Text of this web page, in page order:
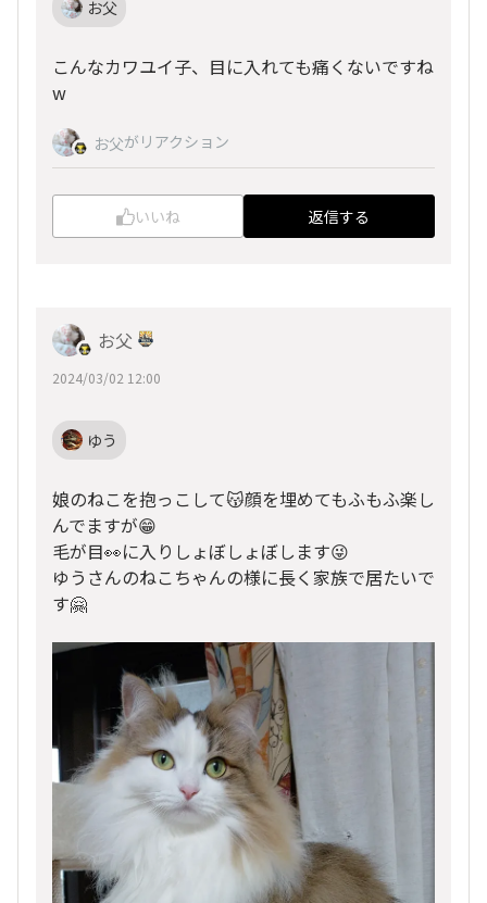
お父
こんなカワユイ子、目に入れても痛くないですね
w
お父がリアクション
いいね 返信する
お父
2024/03/02 12:00
ゆう
娘のねこを抱っこして😽顔を埋めてもふもふ楽し
んでますが😁
毛が目👀に入りしょぼしょぼします😜
ゆうさんのねこちゃんの様に長く家族で居たいで
す🤗